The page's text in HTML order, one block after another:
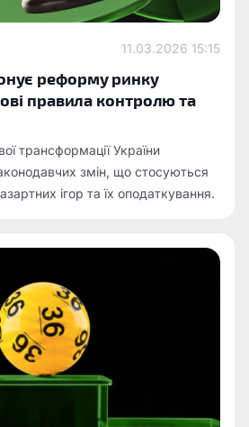
11.03.2026 15:15
реформу ринку
правила контролю та
трансформації України
змін, що стосуються
ігор та їх оподаткування.